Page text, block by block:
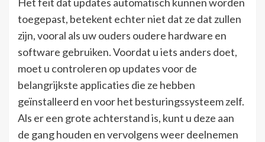
toegepast, betekent echter niet dat ze dat zullen
zijn, vooral als uw ouders oudere hardware en
software gebruiken. Voordat u iets anders doet,
moet u controleren op updates voor de
belangrijkste applicaties die ze hebben
geïnstalleerd en voor het besturingssysteem zelf.
Als er een grote achterstand is, kunt u deze aan
de gang houden en vervolgens weer deelnemen